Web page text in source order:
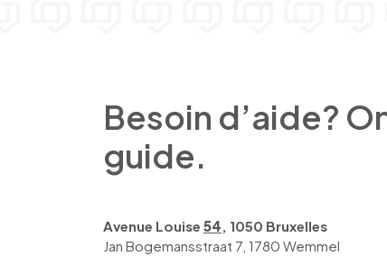
Besoin d’aide?
guide.
Avenue Louise 54, 1050 Bruxelles
Jan Bogemansstraat 7, 1780 Wemmel